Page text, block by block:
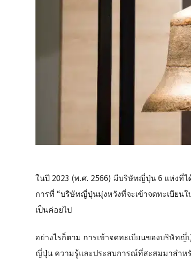
ในปี 2023 (พ.ศ. 2566) มีบริษัทญี่ปุ่น 6 แห่งที่ไ
การที่ “บริษัทญี่ปุ่นมุ่งหวังที่จะเข้าจดทะเบียนใ
เป็นค่อยไป
อย่างไรก็ตาม การเข้าจดทะเบียนของบริษัท
ญี่ปุ่น ความรู้และประสบการณ์ที่สะสมมาสำห